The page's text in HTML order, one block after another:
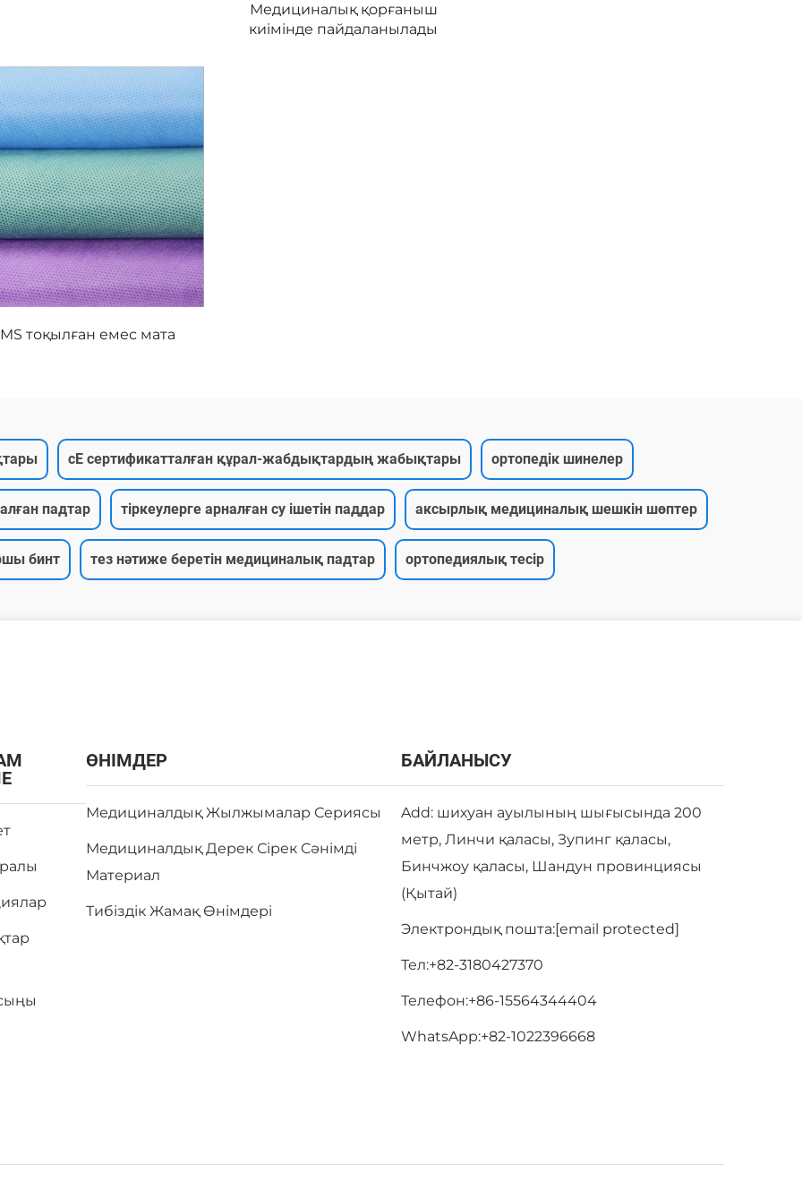
Медициналық қорғаныш
киімінде пайдаланылады
тоқылған емес мата
cE сертификатталған құрал-жабдықтардың жабықтары ортопедік шинелер
падтар тіркеулерге арналған су ішетін паддар аксырлық медициналық шешкін шөптер
бинт тез нәтиже беретін медициналық падтар ортопедиялық тесір
ӨНІМДЕР
Медициналдық Жылжымалар Сериясы
Медициналдық Дерек Сірек Сәнімді
Материал
Тибіздік Жамақ Өнімдері
БАЙЛАНЫСУ
Add: шихуан ауылының шығысында 200
метр, Линчи қаласы, Зупинг қаласы,
Бинчжоу қаласы, Шандун провинциясы
(Қытай)
Электрондық пошта:[email protected]
Тел:+82-3180427370
Телефон:+86-15564344404
WhatsApp:+82-1022396668